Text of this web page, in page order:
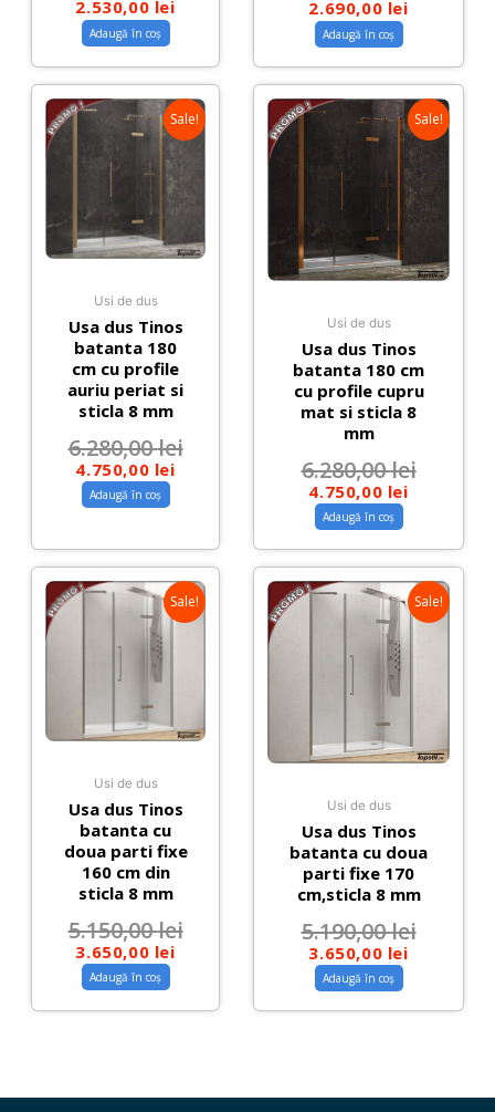
2.530,00 lei
Adaugă în coș
2.690,00 lei
Adaugă în coș
Sale!
Usi de dus
Usa dus Tinos
batanta 180
cm cu profile
auriu periat si
sticla 8 mm
6.280,00lei
4.750,00 lei
Adaugă în coș
Sale!
Usi de dus
Usa dus Tinos
batanta 180 cm
cu profile cupru
mat si sticla 8
mm
6.280,00lei
4.750,00 lei
Adaugă în coș
Sale!
Usi de dus
Usa dus Tinos
batanta cu
doua parti fixe
160 cm din
sticla 8 mm
5.150,00lei
3.650,00 lei
Adaugă în coș
Sale!
Usi de dus
Usa dus Tinos
batanta cu doua
parti fixe 170
cm,sticla 8 mm
5.190,00lei
3.650,00 lei
Adaugă în coș